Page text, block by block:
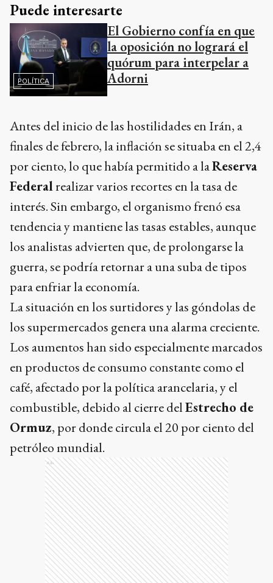
Puede interesarte
POLÍTICA
El Gobierno confía en que
la oposición no logrará el
quórum para interpelar a
Adorni
Antes del inicio de las hostilidades en Irán, a
finales de febrero, la inflación se situaba en el 2,4
por ciento, lo que había permitido a laReserva
Federalrealizar varios recortes en la tasa de
interés. Sin embargo, el organismo frenó esa
tendencia y mantiene las tasas estables, aunque
los analistas advierten que, de prolongarse la
guerra, se podría retornar a una suba de tipos
para enfriar la economía.
La situación en los surtidores y las góndolas de
los supermercados genera una alarma creciente.
Los aumentos han sido especialmente marcados
en productos de consumo constante como el
café, afectado por la política arancelaria, y el
combustible, debido al cierre delEstrecho de
Ormuz, por donde circula el 20 por ciento del
petróleo mundial.
Ads